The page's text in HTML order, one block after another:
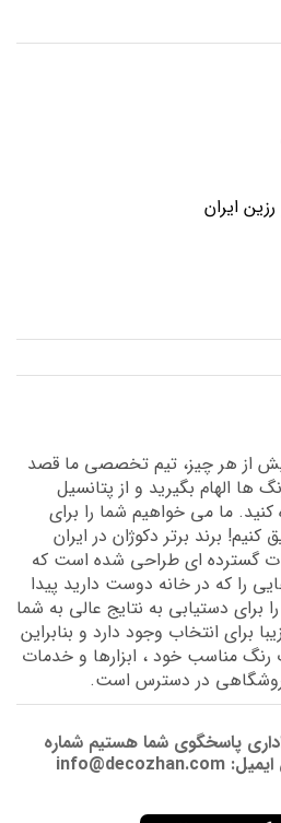
ايران
بیش از هر چیز، تیم تخصصی ما قصد
ها الهام بگیرید و از پتانسیل
کنید. ما می خواهیم شما را برای
برند برتر دکوژان در ایران
گسترده ای طراحی شده است که
را که در خانه دوست دارید پیدا
دستیابی به نتایج عالی به شما
از 1200 رنگ زیبا برای انتخاب وجود دارد و بنابراین
رنگ مناسب خود ، ابزارها و خدمات
در دسترس است.
پاسخگوی شما هستیم شماره